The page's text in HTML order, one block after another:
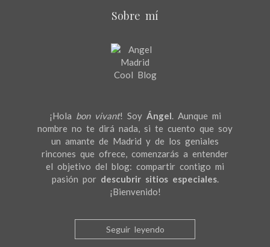
Sobre mí
¡Hola bon vivant! Soy Ángel. Aunque mi
nombre no te dirá nada, si te cuento que soy
un amante de Madrid y de los geniales
rincones que ofrece, comenzarás a entender
el objetivo del blog: compartir contigo mi
pasión por descubrir sitios especiales.
¡Bienvenido!
Seguir leyendo